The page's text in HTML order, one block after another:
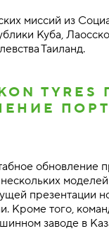
миссий из
Куба,
Таиланд.
TYRES
обновление
презентации
Кроме того,
заводе в